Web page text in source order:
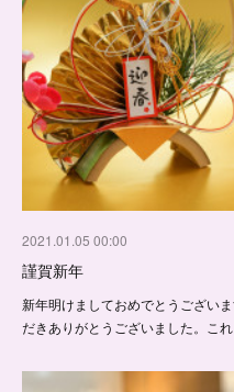
2021.01.05 00:00
謹賀新年
新年明けましておめでとうござい
だきありがとうございました。こ